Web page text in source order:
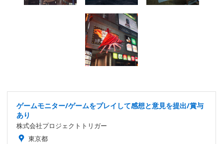
ゲームモニター/ゲームをプレイして感想と意見を提出/賞与
あり
株式会社プロジェクトトリガー
東京都